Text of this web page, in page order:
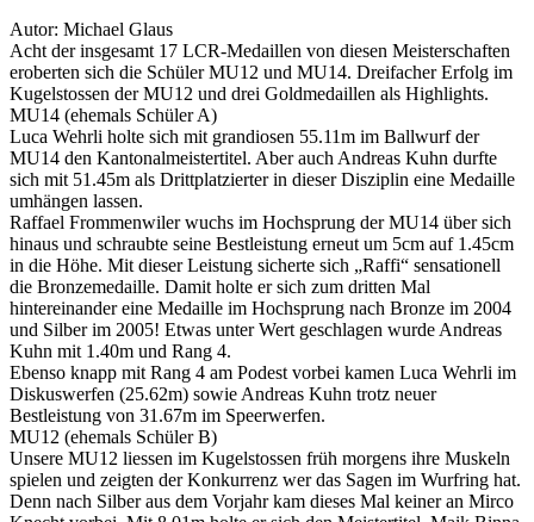
Autor: Michael Glaus
Acht der insgesamt 17 LCR-Medaillen von diesen Meisterschaften
eroberten sich die Schüler MU12 und MU14. Dreifacher Erfolg im
Kugelstossen der MU12 und drei Goldmedaillen als Highlights.
MU14 (ehemals Schüler A)
Luca Wehrli holte sich mit grandiosen 55.11m im Ballwurf der
MU14 den Kantonalmeistertitel. Aber auch Andreas Kuhn durfte
sich mit 51.45m als Drittplatzierter in dieser Disziplin eine Medaille
umhängen lassen.
Raffael Frommenwiler wuchs im Hochsprung der MU14 über sich
hinaus und schraubte seine Bestleistung erneut um 5cm auf 1.45cm
in die Höhe. Mit dieser Leistung sicherte sich „Raffi“ sensationell
die Bronzemedaille. Damit holte er sich zum dritten Mal
hintereinander eine Medaille im Hochsprung nach Bronze im 2004
und Silber im 2005! Etwas unter Wert geschlagen wurde Andreas
Kuhn mit 1.40m und Rang 4.
Ebenso knapp mit Rang 4 am Podest vorbei kamen Luca Wehrli im
Diskuswerfen (25.62m) sowie Andreas Kuhn trotz neuer
Bestleistung von 31.67m im Speerwerfen.
MU12 (ehemals Schüler B)
Unsere MU12 liessen im Kugelstossen früh morgens ihre Muskeln
spielen und zeigten der Konkurrenz wer das Sagen im Wurfring hat.
Denn nach Silber aus dem Vorjahr kam dieses Mal keiner an Mirco